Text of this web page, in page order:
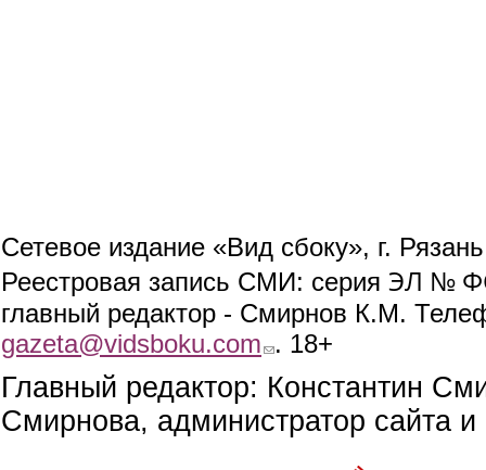
Сетевое издание «Вид сбоку», г.
Реестровая запись СМИ: серия ЭЛ №
главный редактор - Смирнов К.М.
gazeta@vidsboku.com (link sends e-mail)
. 18+
Главный редактор: Константин
Смирнова, администратор сайта